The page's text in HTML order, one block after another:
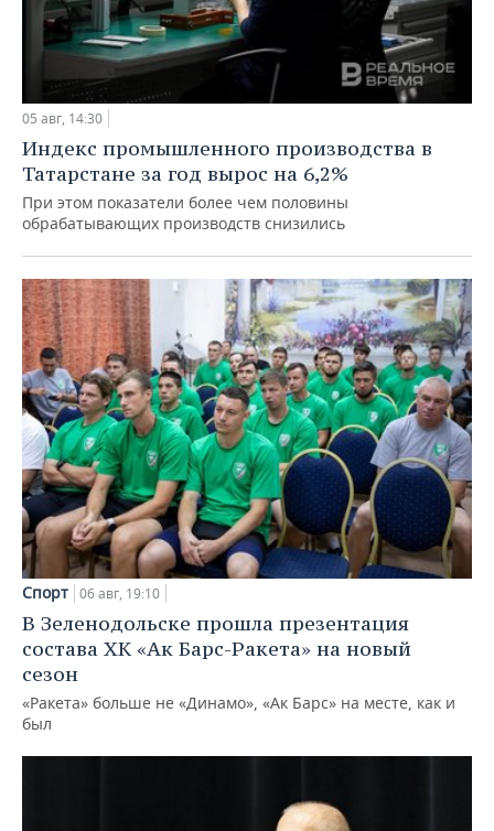
05 авг, 14:30
Индекс промышленного производства в
Татарстане за год вырос на 6,2%
При этом показатели более чем половины
обрабатывающих производств снизились
Спорт 06 авг, 19:10
В Зеленодольске прошла презентация
состава ХК «Ак Барс-Ракета» на новый
сезон
«Ракета» больше не «Динамо», «Ак Барс» на месте, как и
был